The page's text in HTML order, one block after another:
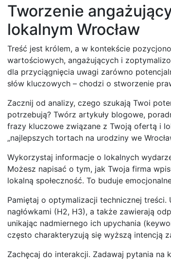
Tworzenie
lokalnym Wrocław
Treść jest królem, a w kontekście
wartościowych, angażujących i
dla przyciągnięcia uwagi zarówno
słów kluczowych – chodzi o stworzenie
Zacznij od analizy, czego szukają Twoi
potrzebują? Twórz artykuły blogowe,
frazy kluczowe związane z Twoją ofertą i
„najlepszych tortach na urodziny we
Wykorzystaj informacje o lokalnych
Możesz napisać o tym, jak Twoja firma
lokalną społeczność. To buduje
Pamiętaj o optymalizacji technicznej
nagłówkami (H2, H3), a także zawierają
unikając nadmiernego ich upychania
często charakteryzują się wyższą intencją
Zachęcaj do interakcji. Zadawaj pytania na